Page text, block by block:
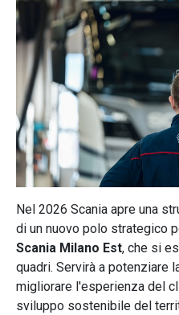
Nel 2026 Scania apre una
di un nuovo polo strategico
Scania Milano Est, che si
quadri. Servirà a potenziare
migliorare l'esperienza del
sviluppo sostenibile del